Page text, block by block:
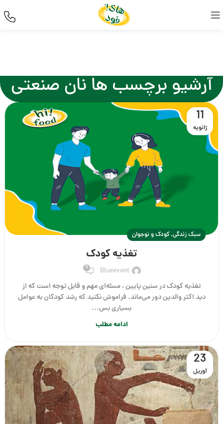
آرشیو برچسب ها نان صنعتی
11
ژانویه
سبک زندگی,کودک و نوجوان
تغذیه کودک
Blueevent
8
تغذیه کودک در سنین پایین ، مسئه‌ای مهم و قابل توجه است که از
دید اکثر والدین دور می‌ماند. فراموش نکنید که رشد کودکان به عوامل
بسیاری بس...
ادامه مطلب
23
آوریل